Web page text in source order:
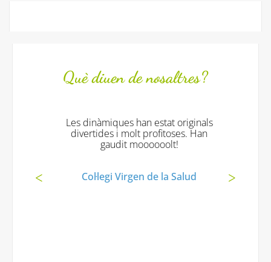
Què diuen de nosaltres?
Les dinàmiques han estat originals
divertides i molt profitoses. Han
gaudit moooooolt!
Col·legi Virgen de la Salud